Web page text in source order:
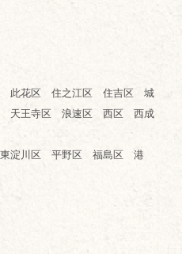
此花区 住之江区 住吉区 城
天王寺区 浪速区 西区 西成
淀川区 平野区 福島区 港